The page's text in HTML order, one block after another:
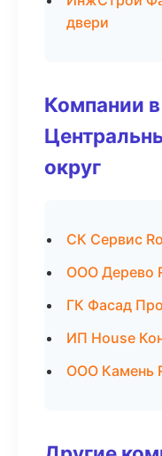
двери
Компании
округ
СК Сервис
ООО Дерево
ГК Фасад
ИП House
ООО Камень